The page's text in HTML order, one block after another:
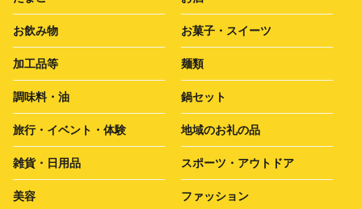
お飲み物 お菓子・スイーツ
加工品等 麺類
調味料・油 鍋セット
旅行・イベント・体験 地域のお礼の品
雑貨・日用品 スポーツ・アウトドア
美容 ファッション